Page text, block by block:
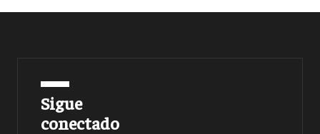
Sigue
conectado